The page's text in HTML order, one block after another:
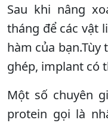
Sau khi nâng
tháng để các vật
hàm của
ghép, implant có
Một số chuyên
protein gọi là